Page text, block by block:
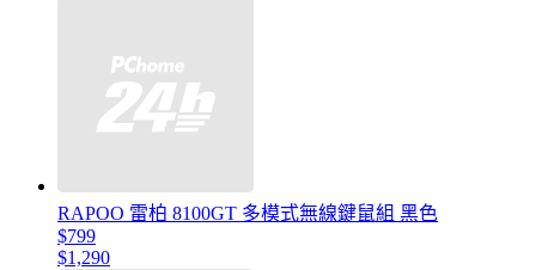
RAPOO 雷柏 8100GT 多模式無線鍵鼠組 黑色
$799
$1,290